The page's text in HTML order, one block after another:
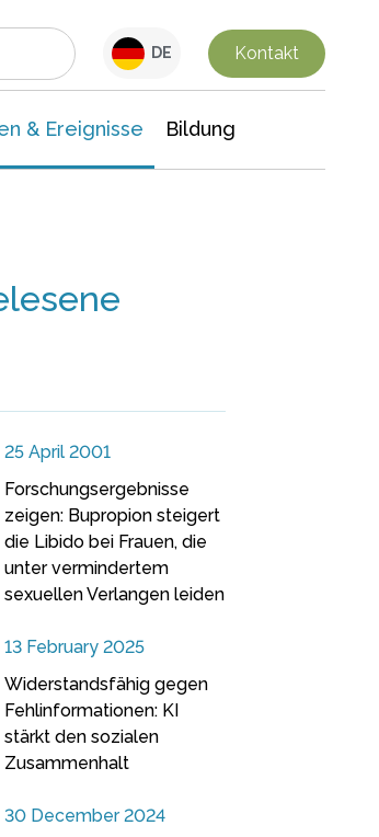
DE Kontakt
& Ereignisse Bildung
25 April 2001
Forschungsergebnisse
zeigen: Bupropion steigert
die Libido bei Frauen, die
unter vermindertem
sexuellen Verlangen leiden
13 February 2025
Widerstandsfähig gegen
Fehlinformationen: KI
stärkt den sozialen
Zusammenhalt
30 December 2024